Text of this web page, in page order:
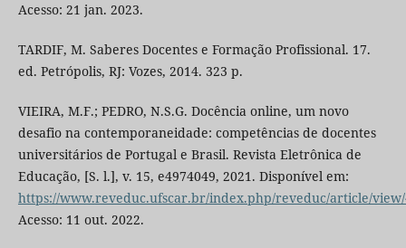
Acesso: 21 jan. 2023.
TARDIF, M. Saberes Docentes e Formação Profissional. 17.
ed. Petrópolis, RJ: Vozes, 2014. 323 p.
VIEIRA, M.F.; PEDRO, N.S.G. Docência online, um novo
desafio na contemporaneidade: competências de docentes
universitários de Portugal e Brasil. Revista Eletrônica de
Educação, [S. l.], v. 15, e4974049, 2021. Disponível em:
https://www.reveduc.ufscar.br/index.php/reveduc/article/view/
Acesso: 11 out. 2022.